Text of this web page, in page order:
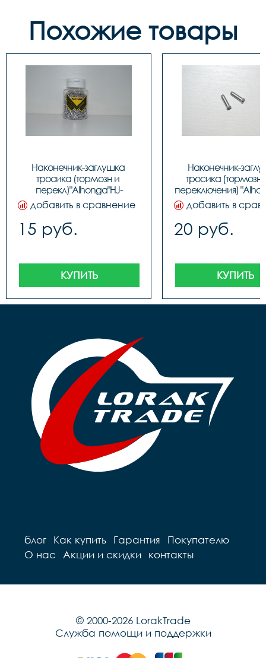
Похожие товары
Наконечник-заглушка
тросика (тормозн и
перекл)"Alhonga"HJ-
D1001,ЦЕНА ЗА 1шт., код
40706
добавить в сравнение
15 руб.
КУПИТЬ
Наконечник-
тросика
переключения)
D1001, код
добавить в
20 руб.
КУПИТЬ
блог Как купить Гарантия
Покупателю
О нас
Акции и скидки контакты
© 2000-2026 LorakTrade
Служба помощи и поддержки